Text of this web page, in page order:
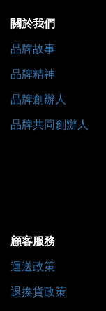
關於我們
品牌故事
品牌精神
品牌創辦人
品牌共同創辦人
顧客服務
運送政策
退換貨政策